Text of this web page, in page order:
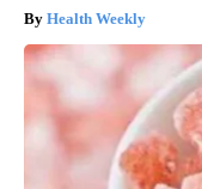
Health Weekly